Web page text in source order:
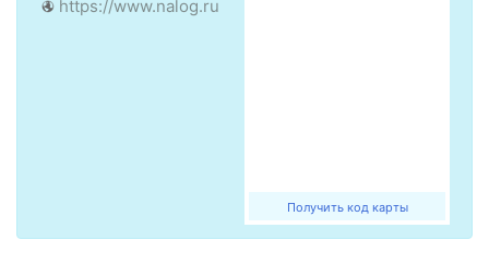
Получить код карты
https://www.nalog.ru